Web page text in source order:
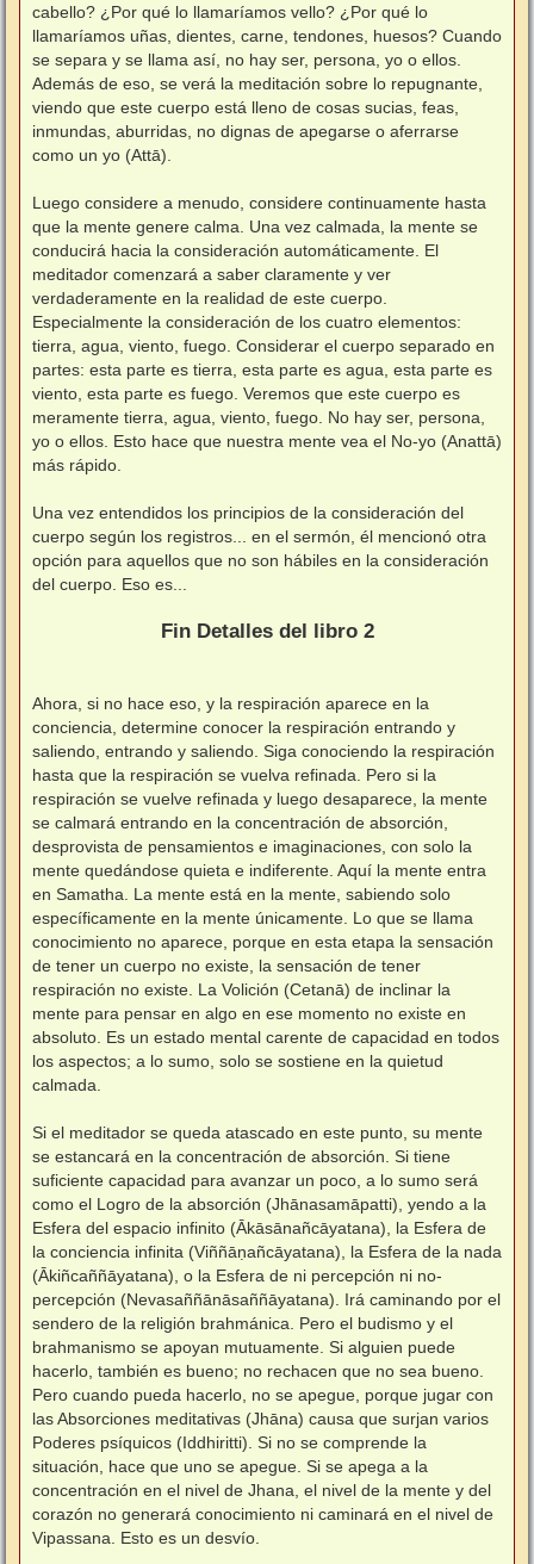
cabello? ¿Por qué lo llamaríamos vello? ¿Por qué lo
llamaríamos uñas, dientes, carne, tendones, huesos? Cuando
se separa y se llama así, no hay ser, persona, yo o ellos.
Además de eso, se verá la meditación sobre lo repugnante,
viendo que este cuerpo está lleno de cosas sucias, feas,
inmundas, aburridas, no dignas de apegarse o aferrarse
como un yo (Attā).
Luego considere a menudo, considere continuamente hasta
que la mente genere calma. Una vez calmada, la mente se
conducirá hacia la consideración automáticamente. El
meditador comenzará a saber claramente y ver
verdaderamente en la realidad de este cuerpo.
Especialmente la consideración de los cuatro elementos:
tierra, agua, viento, fuego. Considerar el cuerpo separado en
partes: esta parte es tierra, esta parte es agua, esta parte es
viento, esta parte es fuego. Veremos que este cuerpo es
meramente tierra, agua, viento, fuego. No hay ser, persona,
yo o ellos. Esto hace que nuestra mente vea el No-yo (Anattā)
más rápido.
Una vez entendidos los principios de la consideración del
cuerpo según los registros... en el sermón, él mencionó otra
opción para aquellos que no son hábiles en la consideración
del cuerpo. Eso es...
Fin Detalles del libro 2
Ahora, si no hace eso, y la respiración aparece en la
conciencia, determine conocer la respiración entrando y
saliendo, entrando y saliendo. Siga conociendo la respiración
hasta que la respiración se vuelva refinada. Pero si la
respiración se vuelve refinada y luego desaparece, la mente
se calmará entrando en la concentración de absorción,
desprovista de pensamientos e imaginaciones, con solo la
mente quedándose quieta e indiferente. Aquí la mente entra
en Samatha. La mente está en la mente, sabiendo solo
específicamente en la mente únicamente. Lo que se llama
conocimiento no aparece, porque en esta etapa la sensación
de tener un cuerpo no existe, la sensación de tener
respiración no existe. La Volición (Cetanā) de inclinar la
mente para pensar en algo en ese momento no existe en
absoluto. Es un estado mental carente de capacidad en todos
los aspectos; a lo sumo, solo se sostiene en la quietud
calmada.
Si el meditador se queda atascado en este punto, su mente
se estancará en la concentración de absorción. Si tiene
suficiente capacidad para avanzar un poco, a lo sumo será
como el Logro de la absorción (Jhānasamāpatti), yendo a la
Esfera del espacio infinito (Ākāsānañcāyatana), la Esfera de
la conciencia infinita (Viññāṇañcāyatana), la Esfera de la nada
(Ākiñcaññāyatana), o la Esfera de ni percepción ni no-
percepción (Nevasaññānāsaññāyatana). Irá caminando por el
sendero de la religión brahmánica. Pero el budismo y el
brahmanismo se apoyan mutuamente. Si alguien puede
hacerlo, también es bueno; no rechacen que no sea bueno.
Pero cuando pueda hacerlo, no se apegue, porque jugar con
las Absorciones meditativas (Jhāna) causa que surjan varios
Poderes psíquicos (Iddhiritti). Si no se comprende la
situación, hace que uno se apegue. Si se apega a la
concentración en el nivel de Jhana, el nivel de la mente y del
corazón no generará conocimiento ni caminará en el nivel de
Vipassana. Esto es un desvío.